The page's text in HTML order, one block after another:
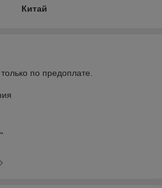
Китай
по предоплате.